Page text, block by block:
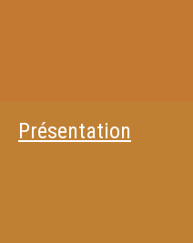
Présentation